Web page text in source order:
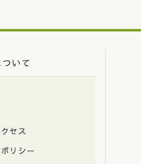
いて
セス
リシー